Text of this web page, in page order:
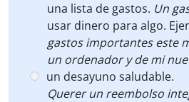
una lista de gastos. Un
usar dinero para algo.
gastos importantes este
un ordenador y de mi
un desayuno saludable.
Querer un reembolso